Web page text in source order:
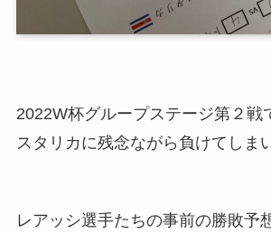
2022W杯グループステージ第２戦
スタリカに残念ながら負けてしま
レアッシ選手たちの事前の勝敗予